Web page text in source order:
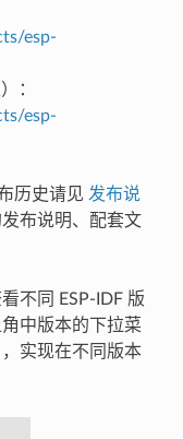
esp-
：
esp-
历史请见 发布说
布说明、配套文
不同 ESP-IDF 版
中版本的下拉菜
实现在不同版本